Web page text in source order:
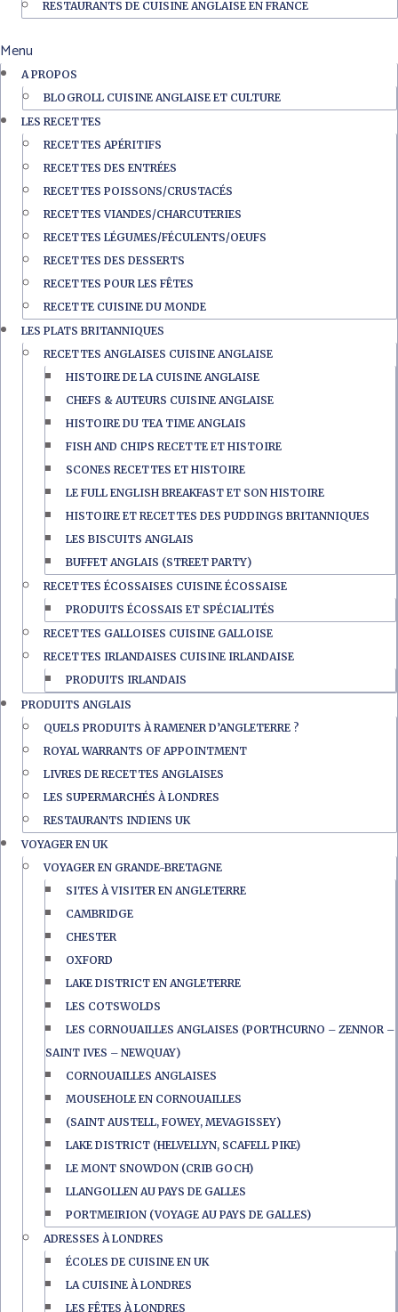
RESTAURANTS DE CUISINE ANGLAISE EN FRANCE
Menu
A PROPOS
BLOGROLL CUISINE ANGLAISE ET CULTURE
LES RECETTES
RECETTES APÉRITIFS
RECETTES DES ENTRÉES
RECETTES POISSONS/CRUSTACÉS
RECETTES VIANDES/CHARCUTERIES
RECETTES LÉGUMES/FÉCULENTS/OEUFS
RECETTES DES DESSERTS
RECETTES POUR LES FÊTES
RECETTE CUISINE DU MONDE
LES PLATS BRITANNIQUES
RECETTES ANGLAISES CUISINE ANGLAISE
HISTOIRE DE LA CUISINE ANGLAISE
CHEFS & AUTEURS CUISINE ANGLAISE
HISTOIRE DU TEA TIME ANGLAIS
FISH AND CHIPS RECETTE ET HISTOIRE
SCONES RECETTES ET HISTOIRE
LE FULL ENGLISH BREAKFAST ET SON HISTOIRE
HISTOIRE ET RECETTES DES PUDDINGS BRITANNIQUES
LES BISCUITS ANGLAIS
BUFFET ANGLAIS (STREET PARTY)
RECETTES ÉCOSSAISES CUISINE ÉCOSSAISE
PRODUITS ÉCOSSAIS ET SPÉCIALITÉS
RECETTES GALLOISES CUISINE GALLOISE
RECETTES IRLANDAISES CUISINE IRLANDAISE
PRODUITS IRLANDAIS
PRODUITS ANGLAIS
QUELS PRODUITS À RAMENER D’ANGLETERRE ?
ROYAL WARRANTS OF APPOINTMENT
LIVRES DE RECETTES ANGLAISES
LES SUPERMARCHÉS À LONDRES
RESTAURANTS INDIENS UK
VOYAGER EN UK
VOYAGER EN GRANDE-BRETAGNE
SITES À VISITER EN ANGLETERRE
CAMBRIDGE
CHESTER
OXFORD
LAKE DISTRICT EN ANGLETERRE
LES COTSWOLDS
LES CORNOUAILLES ANGLAISES (PORTHCURNO – ZENNOR –
SAINT IVES – NEWQUAY)
CORNOUAILLES ANGLAISES
MOUSEHOLE EN CORNOUAILLES
(SAINT AUSTELL, FOWEY, MEVAGISSEY)
LAKE DISTRICT (HELVELLYN, SCAFELL PIKE)
LE MONT SNOWDON (CRIB GOCH)
LLANGOLLEN AU PAYS DE GALLES
PORTMEIRION (VOYAGE AU PAYS DE GALLES)
ADRESSES À LONDRES
ÉCOLES DE CUISINE EN UK
LA CUISINE À LONDRES
LES FÊTES À LONDRES